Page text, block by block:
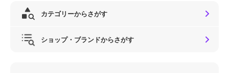
カテゴリーからさがす
ショップ・ブランドからさがす